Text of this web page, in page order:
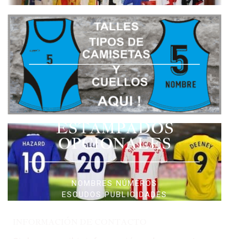
ESTAMPADOS
OPCIONALES
NOMBRES NÚMEROS
ESCUDOS PUBLICIDADES